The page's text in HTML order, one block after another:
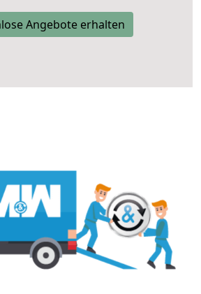
Angebote erhalten